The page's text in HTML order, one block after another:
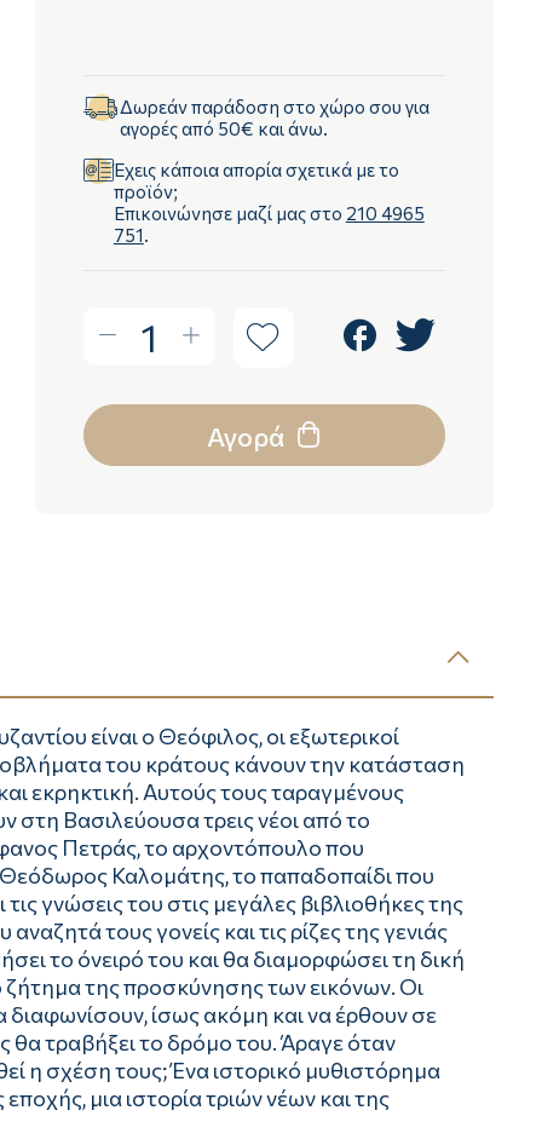
Δωρεάν παράδοση στο χώρο σου για
αγορές από 50€ και άνω.
Έχεις κάποια απορία σχετικά με το
προϊόν;
Επικοινώνησε μαζί μας στο 210 4965
751
1
Αγορά
είναι ο Θεόφιλος, οι εξωτερικοί
του κράτους κάνουν την κατάσταση
εκρηκτική. Αυτούς τους ταραγμένους
στη Βασιλεύουσα τρεις νέοι από το
Πετράς, το αρχοντόπουλο που
Θεόδωρος Καλομάτης, το παπαδοπαίδι που
γνώσεις του στις μεγάλες βιβλιοθήκες της
τους γονείς και τις ρίζες της γενιάς
το όνειρό του και θα διαμορφώσει τη δική
της προσκύνησης των εικόνων. Οι
διαφωνίσουν, ίσως ακόμη και να έρθουν σε
θα τραβήξει το δρόμο του. Άραγε όταν
η σχέση τους; Ένα ιστορικό μυθιστόρημα
μια ιστορία τριών νέων και της